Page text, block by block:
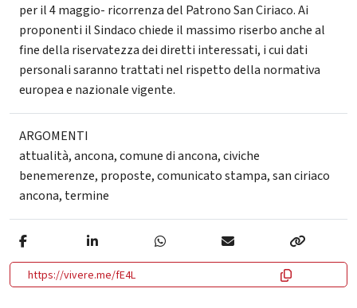
per il 4 maggio- ricorrenza del Patrono San Ciriaco. Ai
proponenti il Sindaco chiede il massimo riserbo anche al
fine della riservatezza dei diretti interessati, i cui dati
personali saranno trattati nel rispetto della normativa
europea e nazionale vigente.
ARGOMENTI
attualità,ancona,comune di ancona,civiche
benemerenze, proposte,comunicato stampa,san ciriaco
ancona, termine
https://vivere.me/fE4L